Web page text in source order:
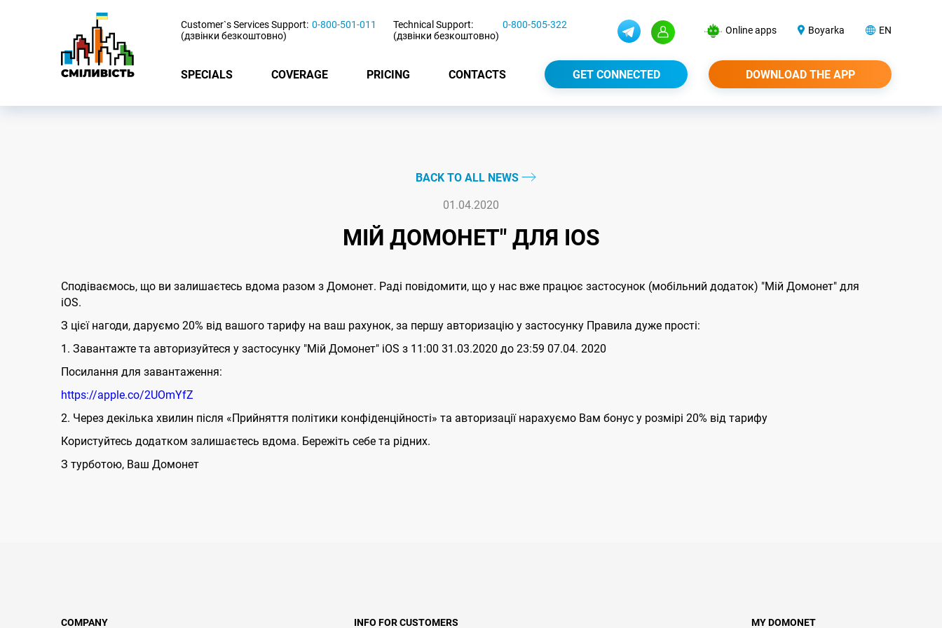
Customer`s Services Support:
(дзвінки безкоштовно)
0-800-501-011
Technical Support:
(дзвінки безкоштовно)
0-800-505-322 Online apps Boyarka EN
SPECIALS COVERAGE PRICING CONTACTS GET CONNECTED DOWNLOAD THE APP
BACK TO ALL NEWS
01.04.2020
МІЙ ДОМОНЕТ" ДЛЯ IOS
Сподіваємось, що ви залишаєтесь вдома разом з Домонет. Раді повідомити, що у нас вже працює застосунок (мобільний додаток) "Мій Домонет" для
iOS.
З цієї нагоди, даруємо 20% від вашого тарифу на ваш рахунок, за першу авторизацію у застосунку Правила дуже прості:
1. Завантажте та авторизуйтеся у застосунку "Мій Домонет" iOS з 11:00 31.03.2020 до 23:59 07.04. 2020
Посилання для завантаження:
https://apple.co/2UOmYfZ
2. Через декілька хвилин після «Прийняття політики конфіденційності» та авторизації нарахуємо Вам бонус у розмірі 20% від тарифу
Користуйтесь додатком залишаєтесь вдома. Бережіть себе та рідних.
З турботою, Ваш Домонет
COMPANY INFO FOR CUSTOMERS MY DOMONET